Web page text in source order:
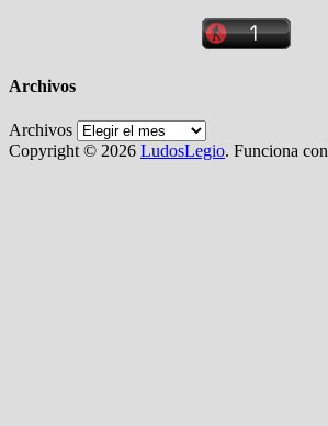
Archivos
Archivos
Copyright © 2026 LudosLegio. Funciona con